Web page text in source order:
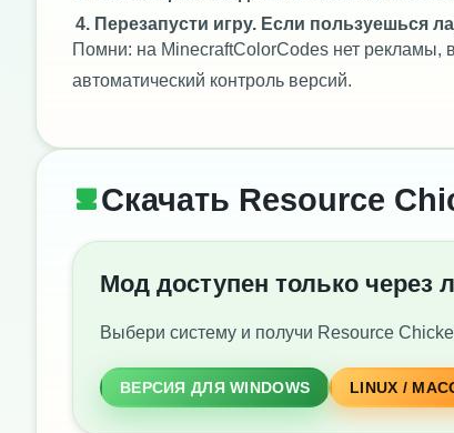
Перезапусти игру. Если пользуешься
Помни: на MinecraftColorCodes нет
автоматический контроль версий.
Скачать Resource
Мод доступен только через
Выбери систему и получи Resource
ВЕРСИЯ ДЛЯ WINDOWS LINUX /